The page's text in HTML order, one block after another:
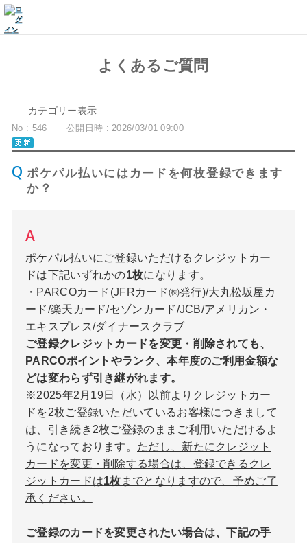
よくあるご質問
カテゴリー表示
No : 546 公開日時 : 2026/03/01 09:00
ポケパル払いにはカードを何枚登録できます
か？
ポケパル払いにご登録いただけるクレジットカー
ドは下記いずれかの1枚になります。
・PARCOカード(JFRカード㈱発行)/大丸松坂屋カ
ード/楽天カード/セゾンカード/JCB/アメリカン・
エキスプレス/ダイナースクラブ
ご登録クレジットカードを変更・削除されても、
PARCOポイントやランク、本年度のご利用金額な
どは変わらず引き継がれます。
※2025年2月19日（水）以前よりクレジットカー
ドを2枚ご登録いただいているお客様につきまして
は、引き続き2枚ご登録のままご利用いただけるよ
うになっております。 ただし、新たにクレジット
カードを変更・削除する場合は、登録できるクレ
ジットカードは1枚 までとなりますので、予めご了
承ください。
ご登録のカードを変更されたい場合は、下記の手